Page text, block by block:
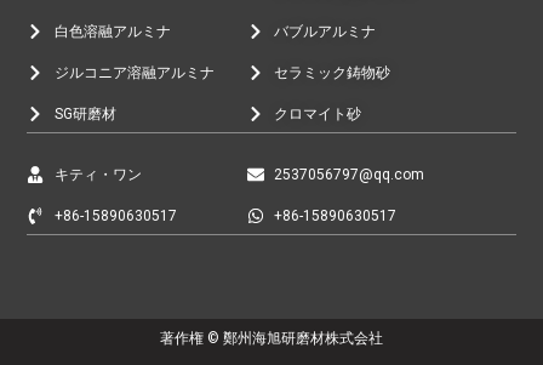
白色溶融アルミナ
ジルコニア溶融アルミナ
SG研磨材
バブルアルミナ
セラミック鋳物砂
クロマイト砂
キティ・ワン
+86-15890630517
2537056797@qq.com
+86-15890630517
著作権 © 鄭州海旭研磨材株式会社